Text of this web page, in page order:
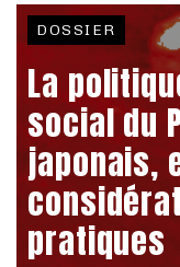
DOSSIER
La
social du
japonais,
pratiques